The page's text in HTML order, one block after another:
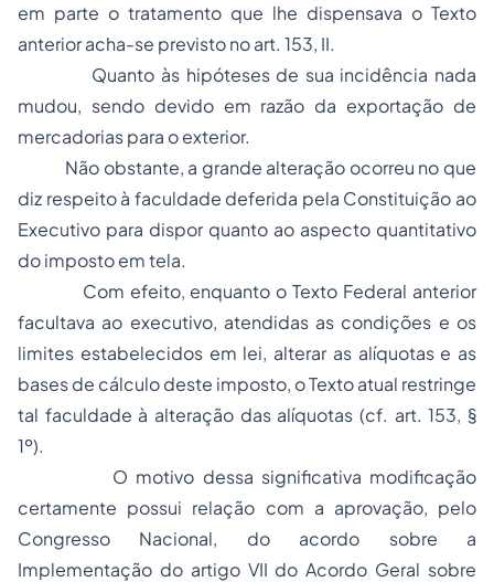
em parte o tratamento que lhe dispensava o Texto
anterior acha-se previsto no art. 153, II.
Quanto às hipóteses de sua incidência nada
mudou, sendo devido em razão da exportação de
mercadorias para o exterior.
Não obstante, a grande alteração ocorreu no que
diz respeito à faculdade deferida pela Constituição ao
Executivo para dispor quanto ao aspecto quantitativo
do imposto em tela.
Com efeito, enquanto o Texto Federal anterior
facultava ao executivo, atendidas as condições e os
limites estabelecidos em lei, alterar as alíquotas e as
bases de cálculo deste imposto, o Texto atual restringe
tal faculdade à alteração das alíquotas (cf. art. 153, §
1º).
O motivo dessa significativa modificação
certamente possui relação com a aprovação, pelo
Congresso Nacional, do acordo sobre a
Implementação do artigo VII do Acordo Geral sobre